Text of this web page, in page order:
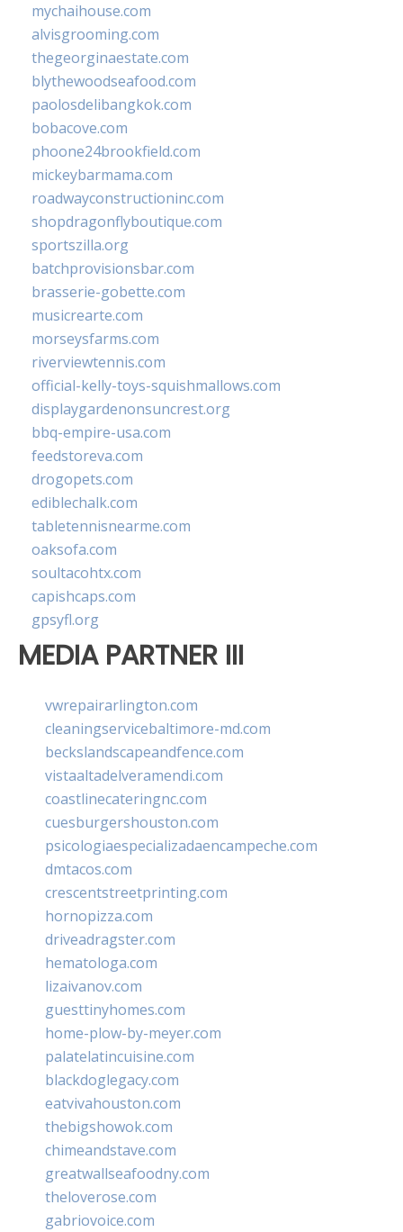
mychaihouse.com
alvisgrooming.com
thegeorginaestate.com
blythewoodseafood.com
paolosdelibangkok.com
bobacove.com
phoone24brookfield.com
mickeybarmama.com
roadwayconstructioninc.com
shopdragonflyboutique.com
sportszilla.org
batchprovisionsbar.com
brasserie-gobette.com
musicrearte.com
morseysfarms.com
riverviewtennis.com
official-kelly-toys-squishmallows.com
displaygardenonsuncrest.org
bbq-empire-usa.com
feedstoreva.com
drogopets.com
ediblechalk.com
tabletennisnearme.com
oaksofa.com
soultacohtx.com
capishcaps.com
gpsyfl.org
MEDIA PARTNER III
vwrepairarlington.com
cleaningservicebaltimore-md.com
beckslandscapeandfence.com
vistaaltadelveramendi.com
coastlinecateringnc.com
cuesburgershouston.com
psicologiaespecializadaencampeche.com
dmtacos.com
crescentstreetprinting.com
hornopizza.com
driveadragster.com
hematologa.com
lizaivanov.com
guesttinyhomes.com
home-plow-by-meyer.com
palatelatincuisine.com
blackdoglegacy.com
eatvivahouston.com
thebigshowok.com
chimeandstave.com
greatwallseafoodny.com
theloverose.com
gabriovoice.com